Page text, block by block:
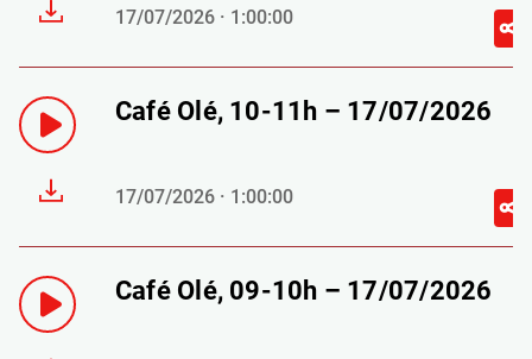
17/07/2026 · 1:00:00
Café Olé, 10-11h – 17/07/2026
17/07/2026 · 1:00:00
Café Olé, 09-10h – 17/07/2026